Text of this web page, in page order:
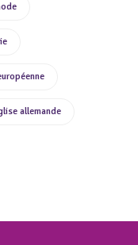
allemande